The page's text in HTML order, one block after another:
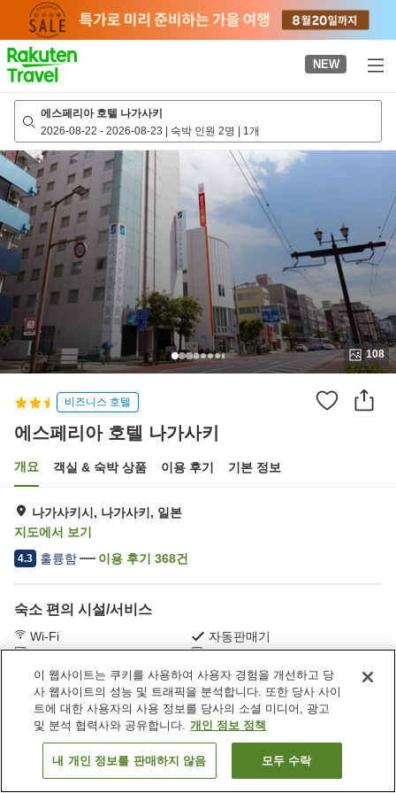
page
NEW
에스페리아 호텔 나가사키
2026-08-22 - 2026-08-23 | 숙박 인원 2명 | 1개
108
비즈니스 호텔
에스페리아 호텔 나가사키
개요 객실 & 숙박 상품 이용 후기 기본 정보
나가사키시, 나가사키, 일본
지도에서 보기
4.3 훌륭함 이용 후기 368건
숙소 편의 시설/서비스
Wi-Fi
자동판매기
세탁 (유료)
주차 (유료)
일본 나가사키 나가사키시 에스페리아 호텔 나가사키
객실 보기
이 웹사이트는 쿠키를 사용하여 사용자 경험을 개선하고 당
사 웹사이트의 성능 및 트래픽을 분석합니다. 또한 당사 사이
트에 대한 사용자의 사용 정보를 당사의 소셜 미디어, 광고
및 분석 협력사와 공유합니다. 개인 정보 정책
내 개인 정보를 판매하지 않음 모두 수락